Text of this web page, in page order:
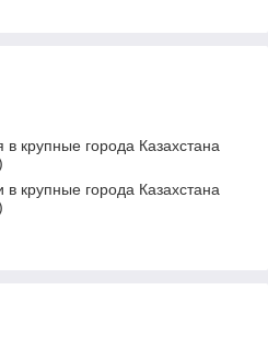
крупные города Казахстана
в крупные города Казахстана